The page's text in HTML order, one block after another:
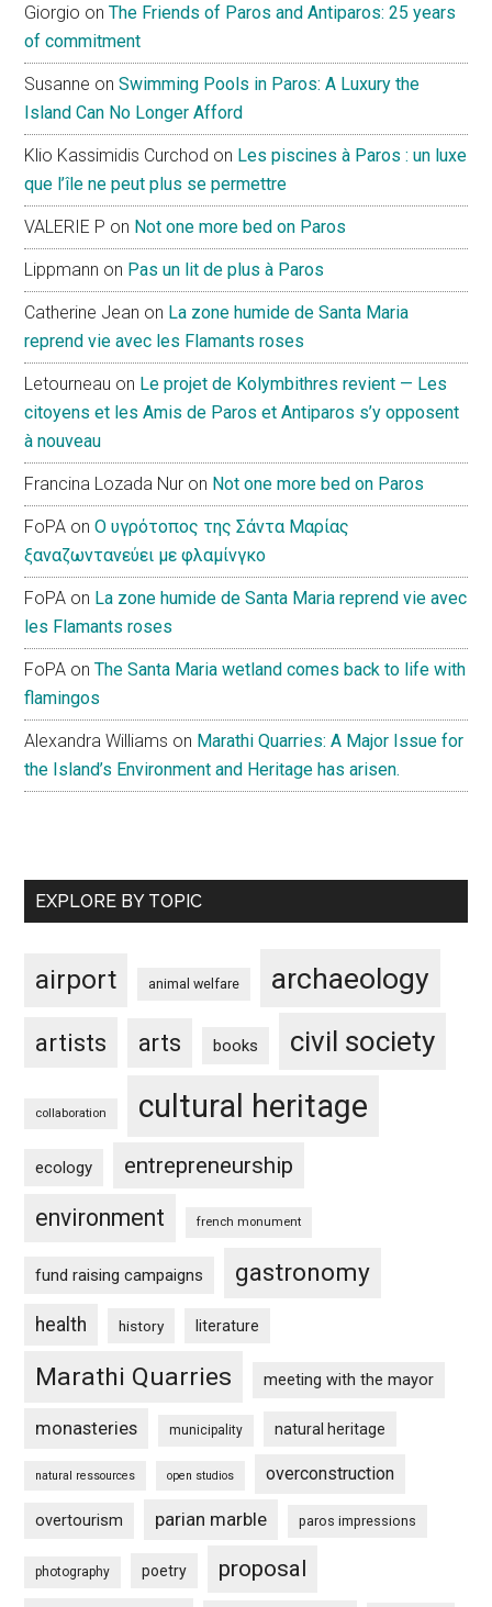
Giorgio onThe Friends of Paros and Antiparos: 25 years
of commitment
Susanne onSwimming Pools in Paros: A Luxury the
Island Can No Longer Afford
Klio Kassimidis Curchod on Les piscines à Paros : un luxe
que l’île ne peut plus se permettre
VALERIE P on Not one more bed on Paros
Lippmann on Pas un lit de plus à Paros
Catherine Jean on La zone humide de Santa Maria
reprend vie avec les Flamants roses
Letourneau on Le projet de Kolymbithres revient — Les
citoyens et les Amis de Paros et Antiparos s’y opposent
à nouveau
Francina Lozada Nur on Not one more bed on Paros
FoPA onΟ υγρότοπος της Σάντα Μαρίας
ξαναζωντανεύει με φλαμίνγκο
FoPA on La zone humide de Santa Maria reprend vie avec
les Flamants roses
FoPA onThe Santa Maria wetland comes back to life with
flamingos
Alexandra Williams on Marathi Quarries: A Major Issue for
the Island’s Environment and Heritage has arisen.
EXPLORE BY TOPIC
airport animal welfare archaeology
artists arts books civil society
collaboration cultural heritage
ecology entrepreneurship
environment french monument
fund raising campaigns gastronomy
health history literature
Marathi Quarries meeting with the mayor
monasteries municipality natural heritage
natural ressources open studios overconstruction
overtourism parian marble paros impressions
photography poetry proposal